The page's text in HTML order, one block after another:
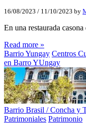
16/08/2023 / 11/10/2023 by
En una restaurada
Read more »
Barrio Yungay Centros
en Barro YUngay
Barrio Brasil / Concha y
Patrimoniales Patrimonio